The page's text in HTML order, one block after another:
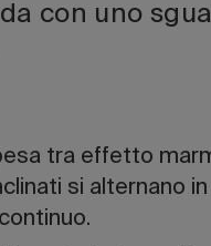
con uno
tra effetto
si alternano in